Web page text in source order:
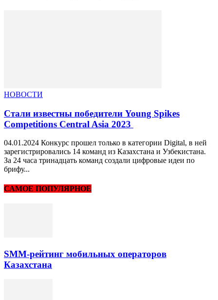
НОВОСТИ
Стали известны победители Young Spikes
Competitions Central Asia 2023
04.01.2024 Конкурс прошел только в категории Digital, в ней
зарегистрировались 14 команд из Казахстана и Узбекистана.
За 24 часа тринадцать команд создали цифровые идеи по
брифу...
САМОЕ ПОПУЛЯРНОЕ
SMM-рейтинг мобильных операторов
Казахстана